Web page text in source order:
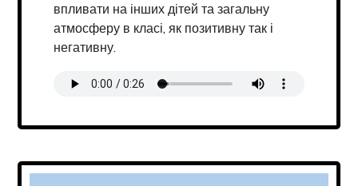
впливати на інших дітей та загальну
атмосферу в класі, як позитивну так і
негативну.